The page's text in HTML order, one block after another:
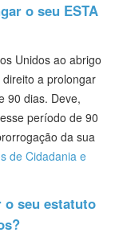
o seu ESTA
Unidos ao abrigo
a prolongar
90 dias. Deve,
período de 90
da sua
de Cidadania e
o seu estatuto